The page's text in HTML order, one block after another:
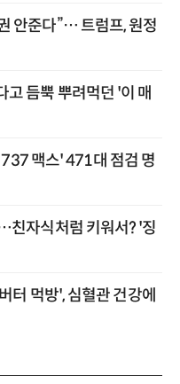
안준다”… 트럼프, 원정
듬뿍 뿌려먹던 '이 매
맥스' 471대 점검 명
친자식처럼 키워서? '징
터 먹방', 심혈관 건강에